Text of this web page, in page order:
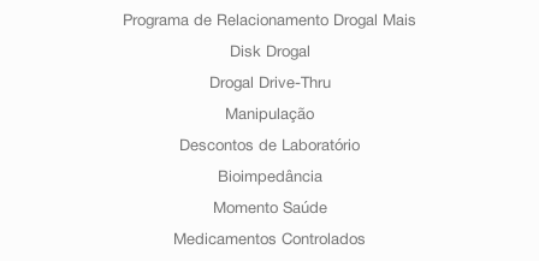
Programa de Relacionamento Drogal Mais
Disk Drogal
Drogal Drive-Thru
Manipulação
Descontos de Laboratório
Bioimpedância
Momento Saúde
Medicamentos Controlados